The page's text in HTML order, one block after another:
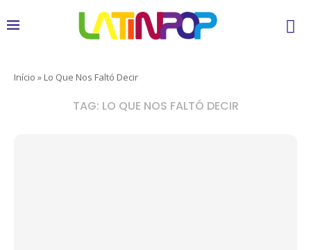
Início » Lo Que Nos Faltó Decir
TAG: LO QUE NOS FALTÓ DECIR